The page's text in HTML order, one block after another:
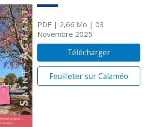
PDF| 2,66 Mo | 03
Novembre 2025
Télécharger
Feuilleter sur Calaméo